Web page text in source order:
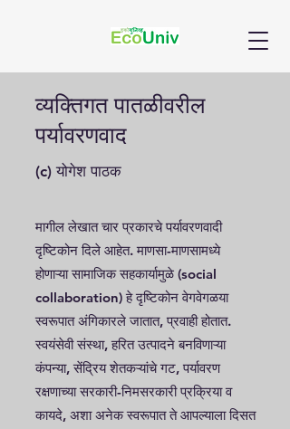
व्यक्तिगत पातळीवरील
पर्यावरणवाद
(c) योगेश पाठक
मागील लेखात चार प्रकारचे पर्यावरणवादी
दृष्टिकोन दिले आहेत. माणसा-माणसामध्ये
होणाऱ्या सामाजिक सहकार्यामुळे (social
collaboration) हे दृष्टिकोन वेगवेगळया
स्वरूपात अंगिकारले जातात, प्रवाही होतात.
स्वयंसेवी संस्था, हरित उत्पादने बनविणाऱ्या
कंपन्या, सेंद्रिय शेतकऱ्यांचे गट, पर्यावरण
रक्षणाच्या सरकारी-निमसरकारी प्रक्रिया व
कायदे, अशा अनेक स्वरूपात ते आपल्याला दिसत